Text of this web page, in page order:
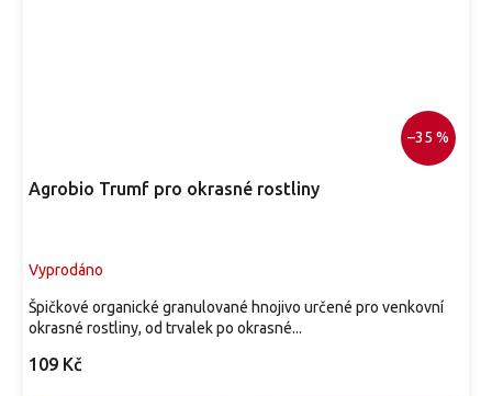
–35 %
Agrobio Trumf pro okrasné rostliny
Vyprodáno
109 Kč
Špičkové organické granulované hnojivo určené pro venkovní
okrasné rostliny, od trvalek po okrasné...